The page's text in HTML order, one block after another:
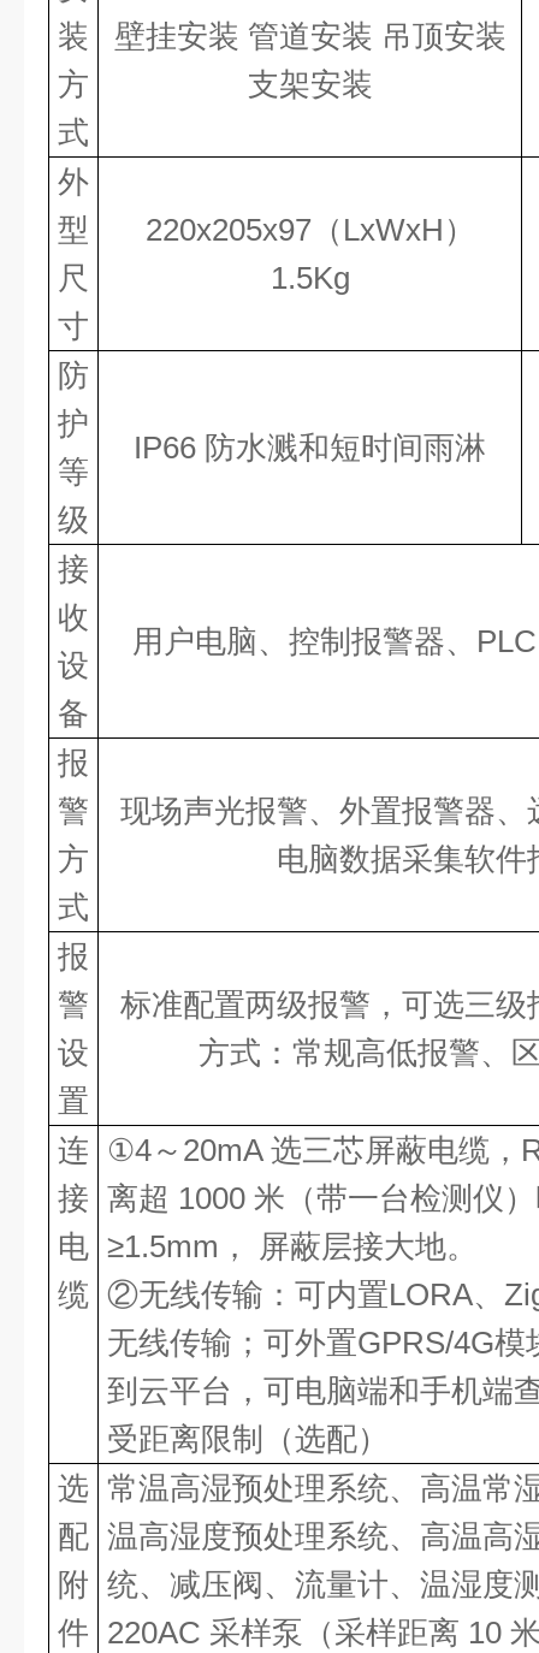
装
方
式
壁挂安装 管道安装 吊顶安装
支架安装
外
型
尺
寸
220x205x97（LxWxH）
1.5Kg
防
护
等
级
IP66 防水溅和短时间雨淋
接
收
设
备
用户电脑、控制报警器、
报
警
方
式
现场声光报警、外置报警器、
电脑数据采集软件
报
警
设
置
标准配置两级报警，可选三级
方式：常规高低报警、
连
接
电
缆
①4～20mA 选三芯屏蔽电缆，
离超 1000 米（带一台检测仪
≥1.5mm， 屏蔽层接大地。
②无线传输：可内置LORA、
无线传输；可外置GPRS/4G
到云平台，可电脑端和手机端
受距离限制（选配）
选
配
附
件
常温高湿预处理系统、高温常
温高湿度预处理系统、高温高
统、减压阀、流量计、温湿度
220AC 采样泵（采样距离 10